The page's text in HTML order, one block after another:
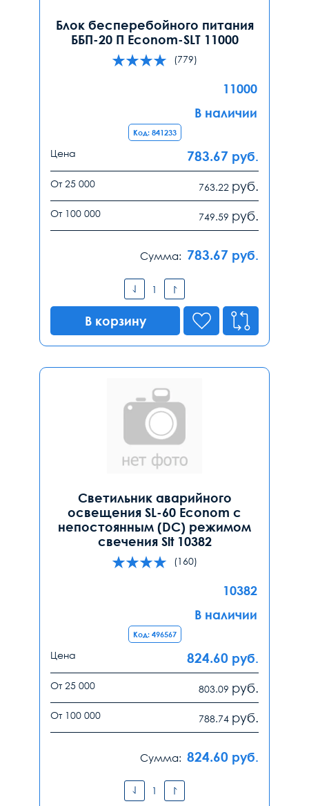
Блок бесперебойного питания
ББП-20 П Econom-SLT 11000
(779)
11000
В наличии
Код: 841233
Цена 783.67 руб.
От 25 000 763.22 руб.
От 100 000 749.59 руб.
Сумма: 783.67 руб.
В корзину
Светильник аварийного
освещения SL-60 Econom с
непостоянным (DC) режимом
свечения Slt 10382
(160)
10382
В наличии
Код: 496567
Цена 824.60 руб.
От 25 000 803.09 руб.
От 100 000 788.74 руб.
Сумма: 824.60 руб.